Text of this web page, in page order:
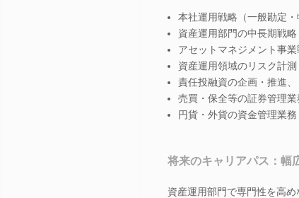
本社運用戦略（一般勘定
資産運用部門の中長期戦
アセットマネジメント事
資産運用領域のリスク計
責任投融資の企画・推進
売買・保全等の証券管理業
円貨・外貨の資金管理業
将来のキャリアパス：幅
資産運用部門で専門性を高